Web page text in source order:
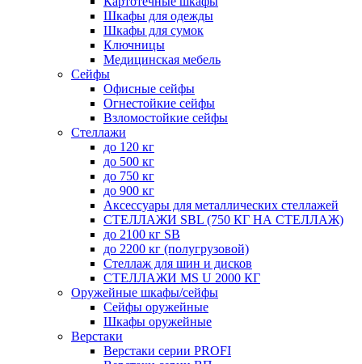
Шкафы для одежды
Шкафы для сумок
Ключницы
Медицинская мебель
Сейфы
Офисные сейфы
Огнестойкие сейфы
Взломостойкие сейфы
Стеллажи
до 120 кг
до 500 кг
до 750 кг
до 900 кг
Аксессуары для металлических стеллажей
СТЕЛЛАЖИ SBL (750 КГ НА СТЕЛЛАЖ)
до 2100 кг SB
до 2200 кг (полугрузовой)
Стеллаж для шин и дисков
СТЕЛЛАЖИ MS U 2000 КГ
Оружейные шкафы/сейфы
Сейфы оружейные
Шкафы оружейные
Верстаки
Верстаки серии PROFI